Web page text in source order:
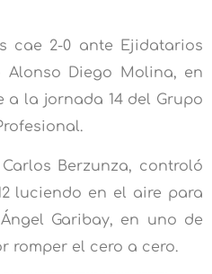
cae 2-0 ante Ejidatarios
Diego Molina, en
la jornada 14 del Grupo
Berzunza, controló
luciendo en el aire para
Garibay, en uno de
romper el cero a cero.